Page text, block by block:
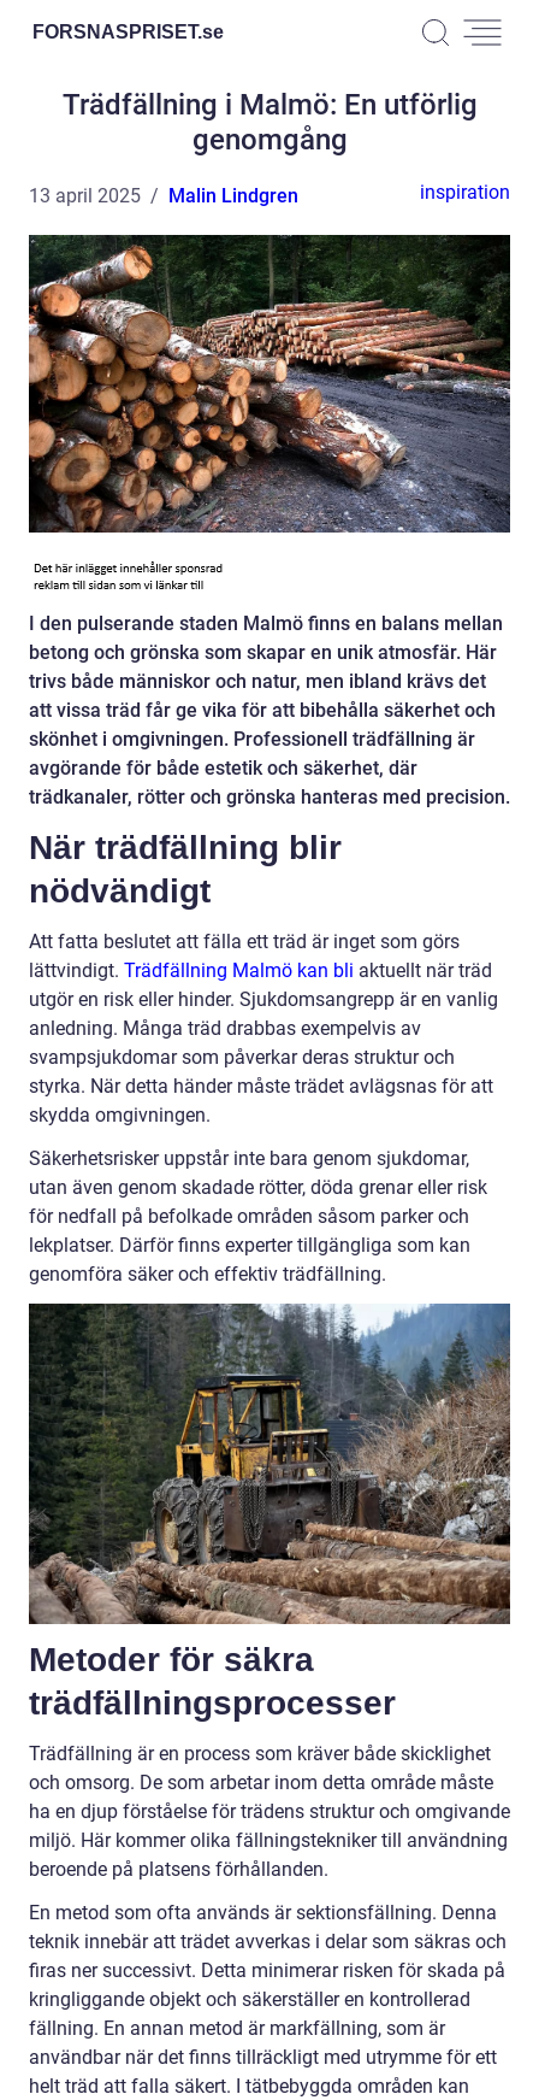
FORSNASPRISET.se
Trädfällning i Malmö: En utförlig
genomgång
13 april 2025 Malin Lindgren inspiration
I den pulserande staden Malmö finns en balans mellan
betong och grönska som skapar en unik atmosfär. Här
trivs både människor och natur, men ibland krävs det
att vissa träd får ge vika för att bibehålla säkerhet och
skönhet i omgivningen. Professionell trädfällning är
avgörande för både estetik och säkerhet, där
trädkanaler, rötter och grönska hanteras med precision.
När trädfällning blir
nödvändigt
Att fatta beslutet att fälla ett träd är inget som görs
lättvindigt. Trädfällning Malmö kan bli aktuellt när träd
utgör en risk eller hinder. Sjukdomsangrepp är en vanlig
anledning. Många träd drabbas exempelvis av
svampsjukdomar som påverkar deras struktur och
styrka. När detta händer måste trädet avlägsnas för att
skydda omgivningen.
Säkerhetsrisker uppstår inte bara genom sjukdomar,
utan även genom skadade rötter, döda grenar eller risk
för nedfall på befolkade områden såsom parker och
lekplatser. Därför finns experter tillgängliga som kan
genomföra säker och effektiv trädfällning.
Metoder för säkra
trädfällningsprocesser
Trädfällning är en process som kräver både skicklighet
och omsorg. De som arbetar inom detta område måste
ha en djup förståelse för trädens struktur och omgivande
miljö. Här kommer olika fällningstekniker till användning
beroende på platsens förhållanden.
En metod som ofta används är sektionsfällning. Denna
teknik innebär att trädet avverkas i delar som säkras och
firas ner successivt. Detta minimerar risken för skada på
kringliggande objekt och säkerställer en kontrollerad
fällning. En annan metod är markfällning, som är
användbar när det finns tillräckligt med utrymme för ett
helt träd att falla säkert. I tätbebyggda områden kan